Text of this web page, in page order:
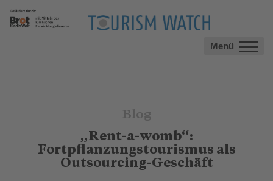
Menü
Blog
„Rent-a-womb“:
Fortpflanzungstourismus als
Outsourcing-Geschäft